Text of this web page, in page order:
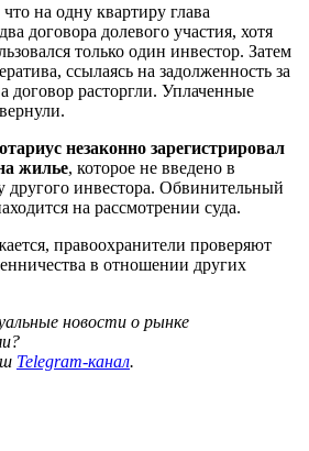
на одну квартиру глава
договора долевого участия, хотя
только один инвестор. Затем
ссылаясь на задолженность за
договор расторгли. Уплаченные
незаконно зарегистрировал
жилье, которое не введено в
другого инвестора. Обвинительный
на рассмотрении суда.
правоохранители проверяют
в отношении других
новости о рынке
Telegram-канал.